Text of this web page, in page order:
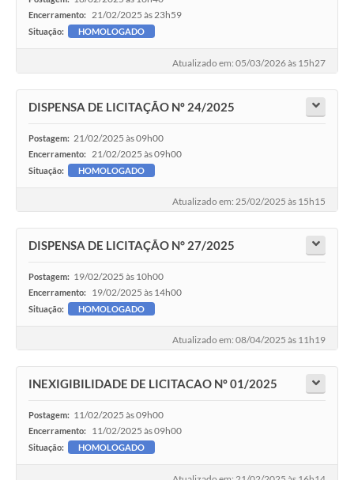
Encerramento: 21/02/2025 às 23h59
Situação: HOMOLOGADO
Atualizado em: 05/03/2026 às 15h27
DISPENSA DE LICITAÇÃO Nº 24/2025
Postagem: 21/02/2025 às 09h00
Encerramento: 21/02/2025 às 09h00
Situação: HOMOLOGADO
Atualizado em: 25/02/2025 às 15h15
DISPENSA DE LICITAÇÃO N° 27/2025
Postagem: 19/02/2025 às 10h00
Encerramento: 19/02/2025 às 14h00
Situação: HOMOLOGADO
Atualizado em: 08/04/2025 às 11h19
INEXIGIBILIDADE DE LICITACAO Nº 01/2025
Postagem: 11/02/2025 às 09h00
Encerramento: 11/02/2025 às 09h00
Situação: HOMOLOGADO